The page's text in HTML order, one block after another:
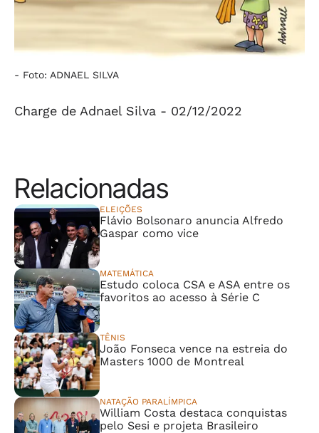
- Foto: ADNAEL SILVA
Charge de Adnael Silva - 02/12/2022
Relacionadas
ELEIÇÕES
Flávio Bolsonaro anuncia Alfredo
Gaspar como vice
MATEMÁTICA
Estudo coloca CSA e ASA entre os
favoritos ao acesso à Série C
TÊNIS
João Fonseca vence na estreia do
Masters 1000 de Montreal
NATAÇÃO PARALÍMPICA
William Costa destaca conquistas
pelo Sesi e projeta Brasileiro